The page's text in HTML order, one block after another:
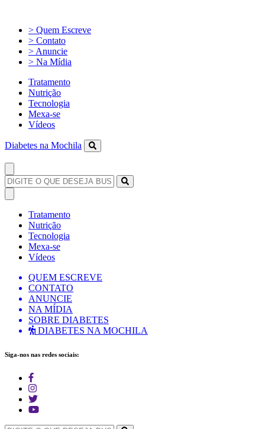
> Quem Escreve
> Contato
> Anuncie
> Na Mídia
Tratamento
Nutrição
Tecnologia
Mexa-se
Vídeos
Diabetes na Mochila
Tratamento
Nutrição
Tecnologia
Mexa-se
Vídeos
QUEM ESCREVE
CONTATO
ANUNCIE
NA MÍDIA
SOBRE DIABETES
DIABETES NA MOCHILA
Siga-nos nas redes sociais: